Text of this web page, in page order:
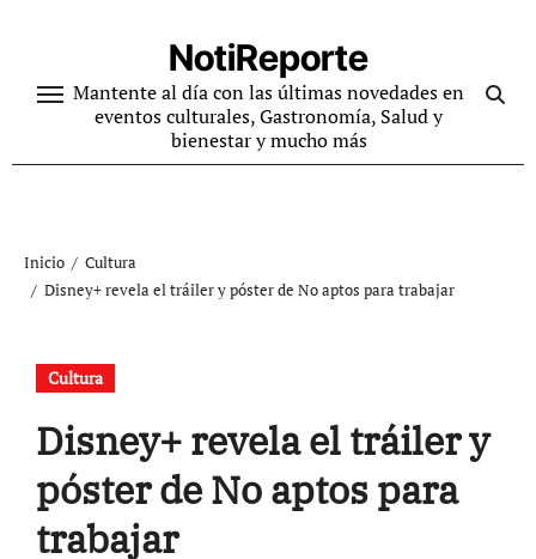
contenido
NotiReporte
Mantente al día con las últimas novedades en
eventos culturales, Gastronomía, Salud y
bienestar y mucho más
Inicio
Cultura
Disney+ revela el tráiler y póster de No aptos para trabajar
Cultura
Disney+ revela el tráiler y
póster de No aptos para
trabajar